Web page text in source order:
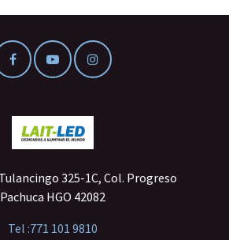
325-1C, Col. Progreso
Pachuca HGO 42082
Tel :771 101 9810